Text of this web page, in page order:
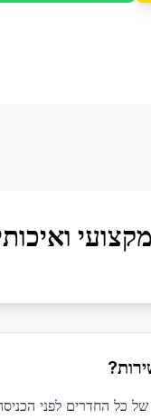
של כל החדרים לפני